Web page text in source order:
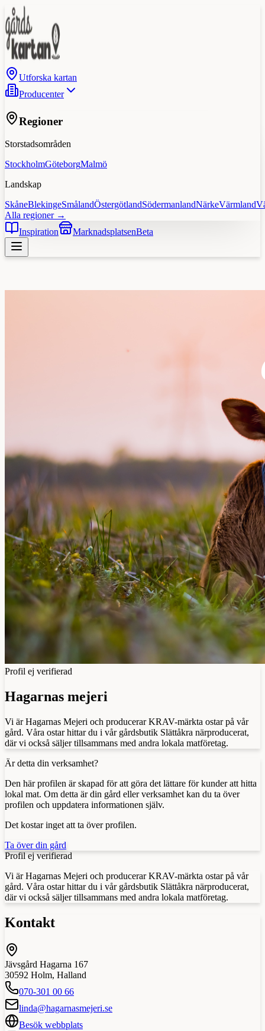
Utforska kartan
Producenter
Regioner
Storstadsområden
StockholmGöteborgMalmö
Landskap
SkåneBlekingeSmålandÖstergötlandSödermanlandNärkeVärmland
Alla regioner →
Inspiration
MarknadsplatsenBeta
Profil ej verifierad
Hagarnas mejeri
Vi är Hagarnas Mejeri och producerar KRAV-märkta ostar på vår
gård. Våra ostar hittar du i vår gårdsbutik Slättåkra närproducerat,
där vi också säljer tillsammans med andra lokala matföretag.
Är detta din verksamhet?
Den här profilen är skapad för att göra det lättare för kunder att hitta
lokal mat. Om detta är din gård eller verksamhet kan du ta över
profilen och uppdatera informationen själv.
Det kostar inget att ta över profilen.
Ta över din gård
Profil ej verifierad
Vi är Hagarnas Mejeri och producerar KRAV-märkta ostar på vår
gård. Våra ostar hittar du i vår gårdsbutik Slättåkra närproducerat,
där vi också säljer tillsammans med andra lokala matföretag.
Kontakt
Jävsgård Hagarna 167
30592 Holm, Halland
070-301 00 66
linda@hagarnasmejeri.se
Besök webbplats